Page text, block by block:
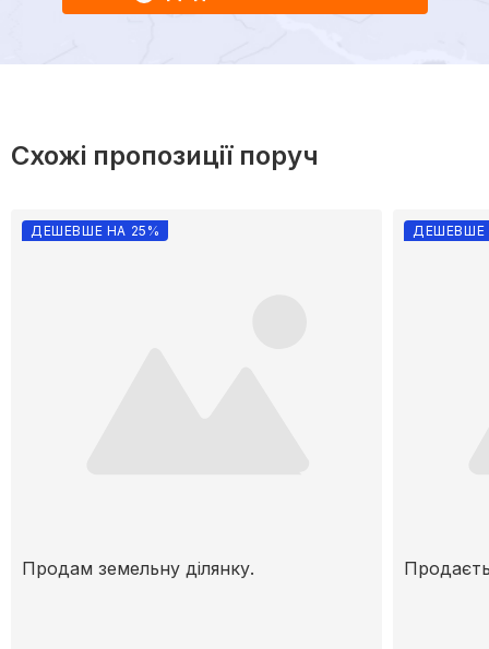
Схожі пропозиції поруч
ДЕШЕВШЕ НА 25%
Продам земельну ділянку.
ДЕШЕВШЕ